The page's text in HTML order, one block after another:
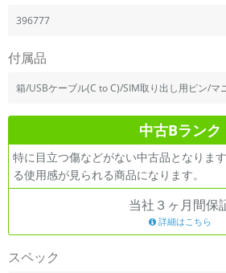
396777
付属品
箱/USBケーブル(C to C)/SIM取り出し用ピン/マ
中古Bランク
特に目立つ傷などがない中古品となりま
る使用感が見られる商品になります。
当社３ヶ月間保
詳細はこちら
スペック
商品状態の絞り込み
CPUの絞り込み
OS
メモリ